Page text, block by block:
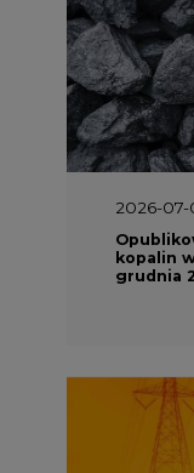
2026-07-
kopalin
grudnia